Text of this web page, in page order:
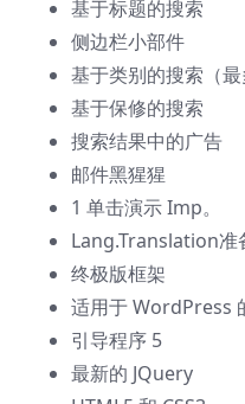
基于标题的搜索
侧边栏小部件
基于类别的搜索（最
基于保修的搜索
搜索结果中的广告
邮件黑猩猩
1 单击演示 Imp。
Lang.Translation准
终极版框架
适用于 WordPress
引导程序 5
最新的 JQuery